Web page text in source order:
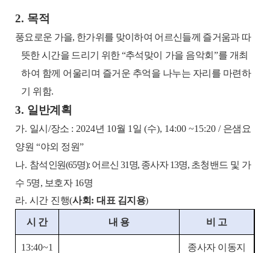
2. 목적
풍요로운 가을, 한가위를 맞이하여 어르신들께 즐거움과 따
뜻한 시간을 드리기 위한“추석맞이 가을 음악회 ”를 개최
하여 함께 어울리며 즐거운 추억을 나누는 자리를 마련하
기 위함.
3. 일반계획
가. 일시 /장소 : 2024년 10월 1 일 (수), 14:00 ~15:20 / 은샘요
양원 “야외 정원”
나. 참석인원(65명): 어르신 31명, 종사자13명, 초청밴드 및 가
수 5명, 보호자 16명
라. 시간 진행(사회 : 대표 김지용)
시 간 내 용 비 고
13:40~1 종사자 이동지